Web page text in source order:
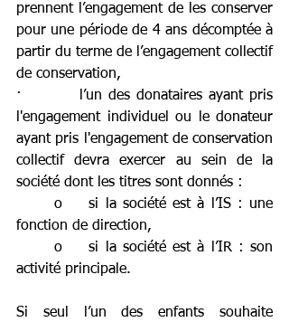
prennent l’engagement de les conserver
pour une période de 4 ans décomptée à
partir du terme de l’engagement collectif
de conservation,
·         l’un des donataires ayant pris
l'engagement individuel ou le donateur
ayant pris l'engagement de conservation
collectif devra exercer au sein de la
société dont les titres sont donnés :
	o    si la société est à l’IS : une
fonction de direction,
	o    si la société est à l’IR : son
activité principale.
Si seul l’un des enfants souhaite